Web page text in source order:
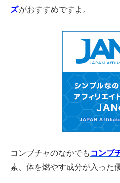
ズがおすすめですよ。
コンブチャのなかでも コンブ
素、体を燃やす成分が入った